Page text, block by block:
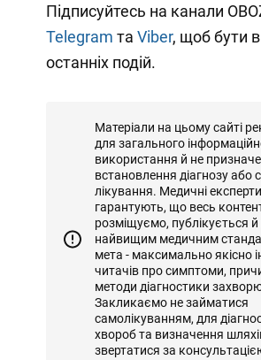
Підписуйтесь на канали
Telegram та Viber, щоб бути в
останніх подій.
Матеріали на цьому сайті
для загального
використання й не
встановлення діагнозу або
лікування. Медичні експерти
гарантують, що весь
розміщуємо, публікується й
найвищим медичним
мета - максимально якісно
читачів про симптоми,
методи діагностики
Закликаємо не займатися
самолікуванням, для
хвороб та визначення
звертатися за